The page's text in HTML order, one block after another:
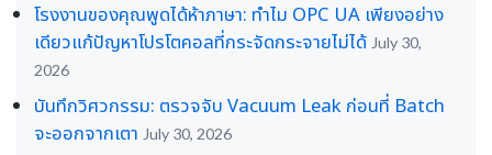
โรงงานของคุณพูดได้ห้าภาษา: ทำไม OPC UA เพียงอย่าง
เดียวแก้ปัญหาโปรโตคอลที่กระจัดกระจายไม่ได้ July 30,
2026
บันทึกวิศวกรรม: ตรวจจับ Vacuum Leak ก่อนที่ Batch
จะออกจากเตา July 30, 2026